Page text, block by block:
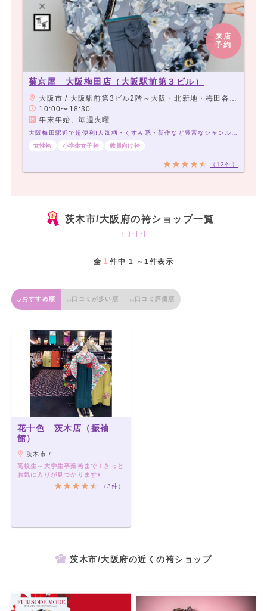
来店
予約
菊京屋 大阪梅田店（大阪駅前第３ビル）
大阪市 / 大阪駅前第3ビル2階～大阪・北新地・梅田各線より徒歩5分以内
10:00〜18:30
年末年始、毎週火曜
大阪梅田駅近で超便利!人気柄・くすみ系・新作など豊富なジャンルが勢揃い! 卒業式の袴レンタル3500円〜菊京屋❤️
女性袴
小学生女子袴 教員向け袴
（12件）
茨木市/大阪府の袴ショップ一覧
shop list
全 1 件中 1 ～1件表示
おすすめ順 口コミが多い順 口コミ評価順
花十色 茨木店（振袖
館）
茨木市 /
高校生～大学生卒業袴まで！きっと
お気に入りが見つかります♥
（3件）
茨木市/大阪府の近くの袴ショップ